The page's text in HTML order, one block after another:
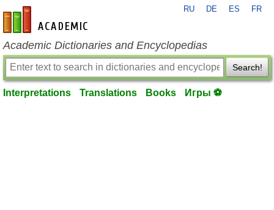
en-academic.com
RU DE ES FR
Academic Dictionaries and Encyclopedias
Search!
Interpretations Translations Books Игры ⚽